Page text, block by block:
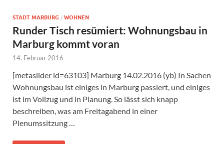
STADT MARBURG / WOHNEN
Runder Tisch resümiert: Wohnungsbau in
Marburg kommt voran
14. Februar 2016
[metaslider id=63103] Marburg 14.02.2016 (yb) In Sachen
Wohnungsbau ist einiges in Marburg passiert, und einiges
ist im Vollzug und in Planung. So lässt sich knapp
beschreiben, was am Freitagabend in einer
Plenumssitzung …